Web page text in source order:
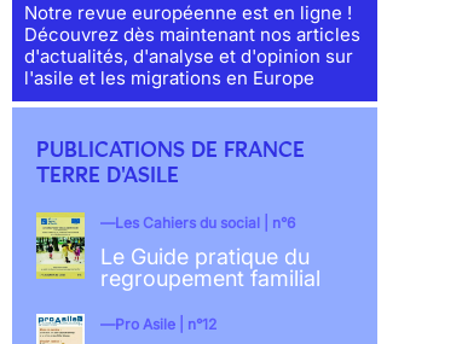
Notre revue européenne est en ligne !
Découvrez dès maintenant nos articles
d'actualités, d'analyse et d'opinion sur
l'asile et les migrations en Europe
PUBLICATIONS DE FRANCE
TERRE D'ASILE
Les Cahiers du social | n°6
Le Guide pratique du
regroupement familial
Pro Asile | n°12